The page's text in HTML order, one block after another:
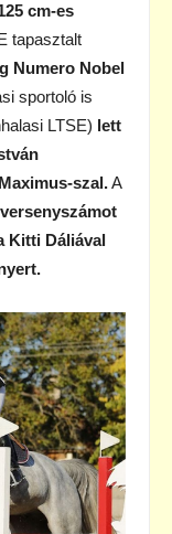
cm-es
tapasztalt
Numero Nobel
sportoló is
LTSE) lett
Maximus-szal.A
Kitti Dáliával